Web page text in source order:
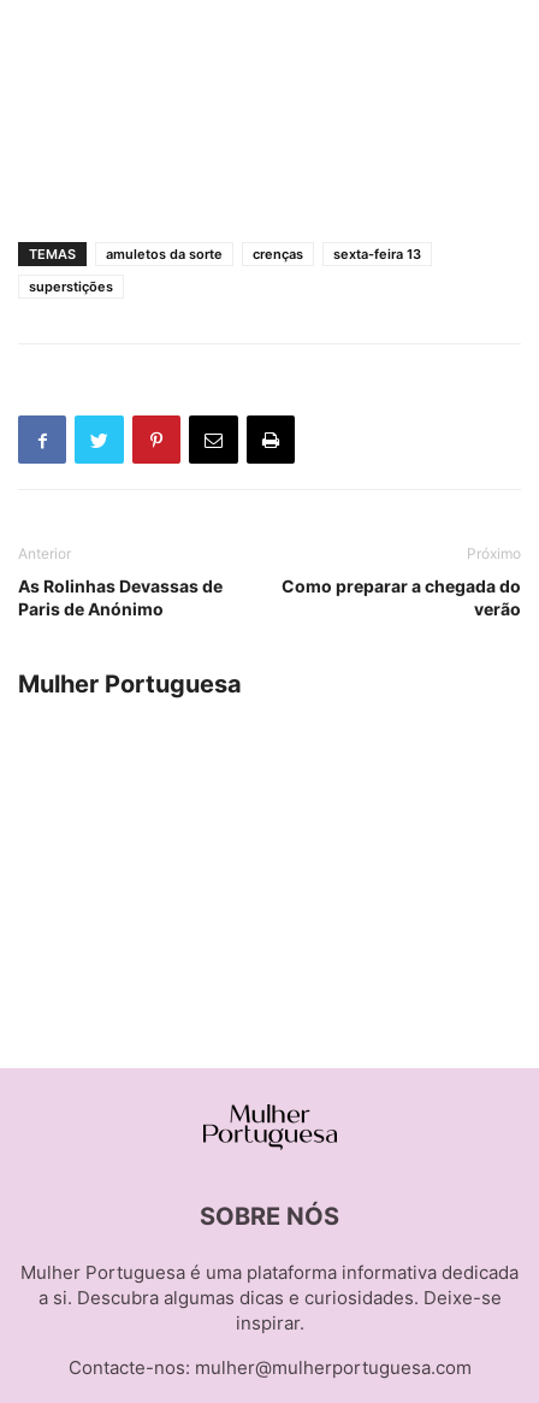
TEMAS amuletos da sorte crenças
sexta-feira 13
superstições
Anterior
As Rolinhas Devassas de
Paris de Anónimo
Próximo
Como preparar a chegada do
verão
Mulher Portuguesa
SOBRE NÓS
Mulher Portuguesa é uma plataforma informativa dedicada
a si. Descubra algumas dicas e curiosidades. Deixe-se
inspirar.
Contacte-nos: mulher@mulherportuguesa.com